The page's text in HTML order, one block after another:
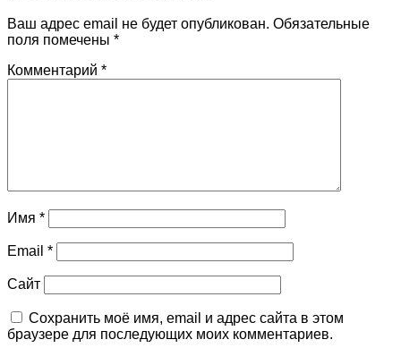
Ваш адрес email не будет опубликован. Обязательные
поля помечены *
Комментарий *
Имя *
Email *
Сайт
Сохранить моё имя, email и адрес сайта в этом
браузере для последующих моих комментариев.